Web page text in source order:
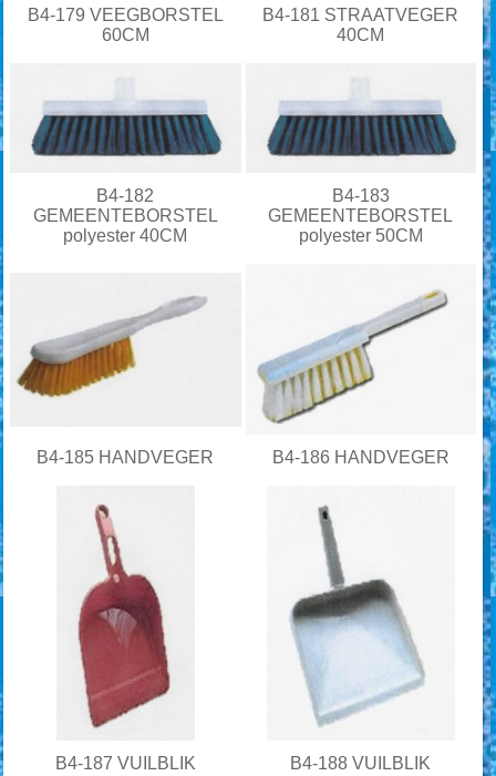
B4-179 VEEGBORSTEL
60CM
B4-181 STRAATVEGER
40CM
B4-182
GEMEENTEBORSTEL
polyester 40CM
B4-183
GEMEENTEBORSTEL
polyester 50CM
B4-185 HANDVEGER B4-186 HANDVEGER
B4-187 VUILBLIK B4-188 VUILBLIK